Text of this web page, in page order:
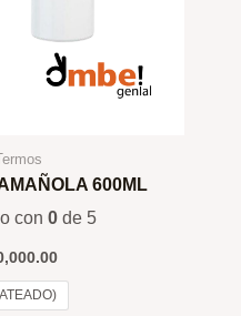
600ML
con0 de 5